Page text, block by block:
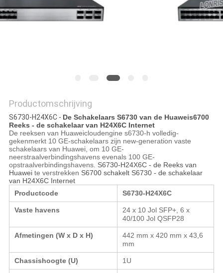
Productomschrijving
S6730-H24X6C - De Schakelaars S6730 van de Huaweis6700
Reeks - de schakelaar van H24X6C Internet
De reeksen van Huaweicloudengine s6730-h volledig-
gekenmerkt 10 GE-schakelaars zijn new-generation vaste
schakelaars van Huawei, om 10 GE-
neerstraalverbindingshavens evenals 100 GE-
opstraalverbindingshavens. S6730-H24X6C - de Reeks van
Huawei te verstrekken S6700 schakelt S6730 - de schakelaar
van H24X6C Internet
Productcode
S6730-H24X6C
Vaste havens
24 x 10 Jol SFP+, 6 x
40/100 Jol QSFP28
Afmetingen (W x D x H)
442 mm x 420 mm x 43,6
mm
Chassishoogte (U) 1U